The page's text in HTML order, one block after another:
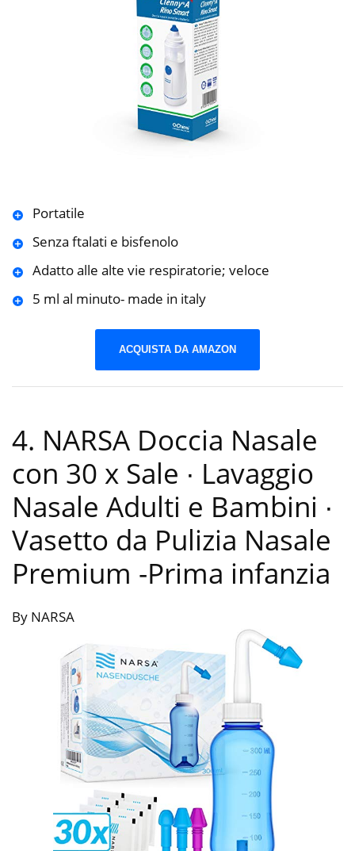
Portatile
Senza ftalati e bisfenolo
Adatto alle alte vie respiratorie; veloce
5 ml al minuto- made in italy
ACQUISTA DA AMAZON
4. NARSA Doccia Nasale
con 30 x Sale ∙ Lavaggio
Nasale Adulti e Bambini ∙
Vasetto da Pulizia Nasale
Premium -Prima infanzia
By NARSA